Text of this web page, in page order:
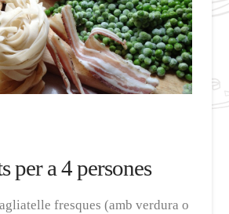
per a 4 persones
fresques (amb verdura o